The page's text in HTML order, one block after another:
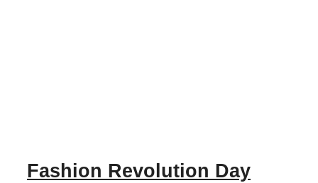
Fashion Revolution Day